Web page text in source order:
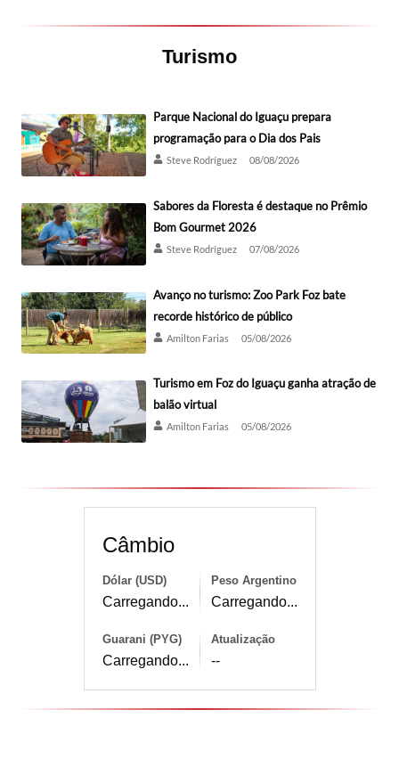
Turismo
Parque Nacional do Iguaçu prepara
programação para o Dia dos Pais
Steve Rodríguez 08/08/2026
Sabores da Floresta é destaque no Prêmio
Bom Gourmet 2026
Steve Rodríguez 07/08/2026
Avanço no turismo: Zoo Park Foz bate
recorde histórico de público
Amilton Farias 05/08/2026
Turismo em Foz do Iguaçu ganha atração de
balão virtual
Amilton Farias 05/08/2026
Câmbio
Dólar (USD)
Carregando...
Peso Argentino
Carregando...
Guarani (PYG)
Carregando...
Atualização
--